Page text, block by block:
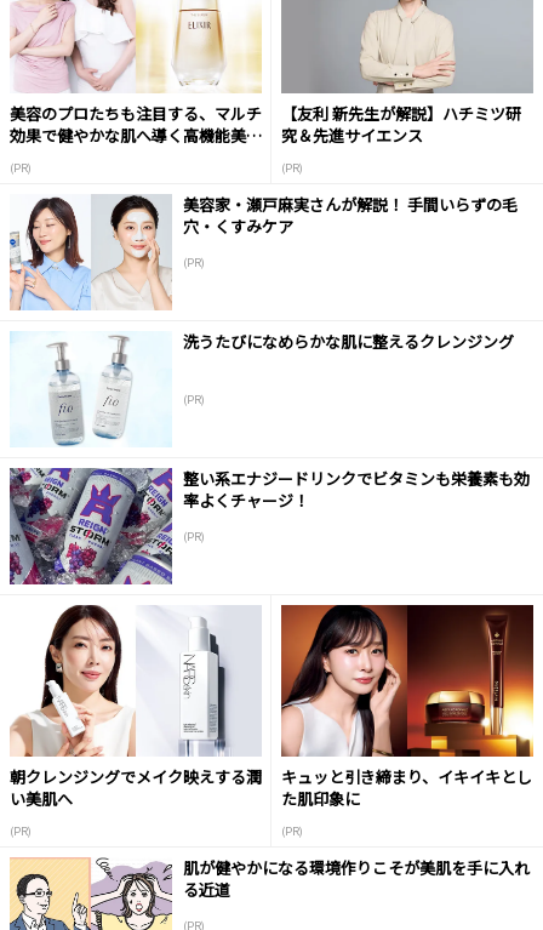
美容のプロたちも注目する、マルチ
効果で健やかな肌へ導く高機能美容
(PR)
【友利 新先生が解説】ハチミツ研
究＆先進サイエンス
(PR)
美容家・瀬戸麻実さんが解説！ 手間いらずの毛
穴・くすみケア
(PR)
洗うたびになめらかな肌に整えるクレンジング
(PR)
整い系エナジードリンクでビタミンも栄養素も効
率よくチャージ！
(PR)
朝クレンジングでメイク映えする潤
い美肌へ
(PR)
キュッと引き締まり、イキイキとし
た肌印象に
(PR)
肌が健やかになる環境作りこそが美肌を手に入れ
る近道
(PR)